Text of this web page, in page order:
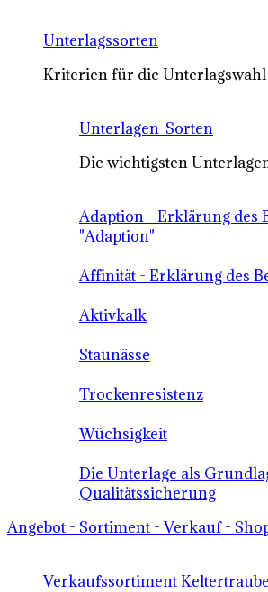
Unterlagssorten
Kriterien für die Unterlagswahl
Unterlagen-Sorten
Die wichtigsten
Adaption - Erklärung des
"Adaption"
Affinität - Erklärung des
Aktivkalk
Staunässe
Trockenresistenz
Wüchsigkeit
Die Unterlage als
Qualitätssicherung
Angebot - Sortiment - Verkauf -
Verkaufssortiment